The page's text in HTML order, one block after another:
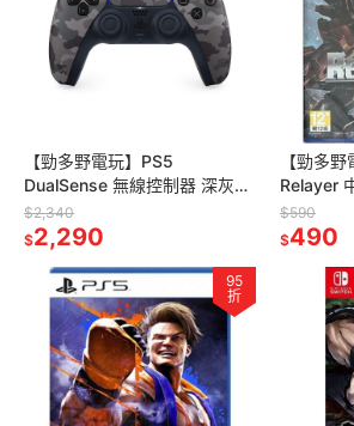
【勁多野電玩】PS5
DualSense 無線控制器 深灰迷
彩 台灣公司貨 保固一年
$2,340
$2,290
【勁多
Relayer
$590
$490
95
折